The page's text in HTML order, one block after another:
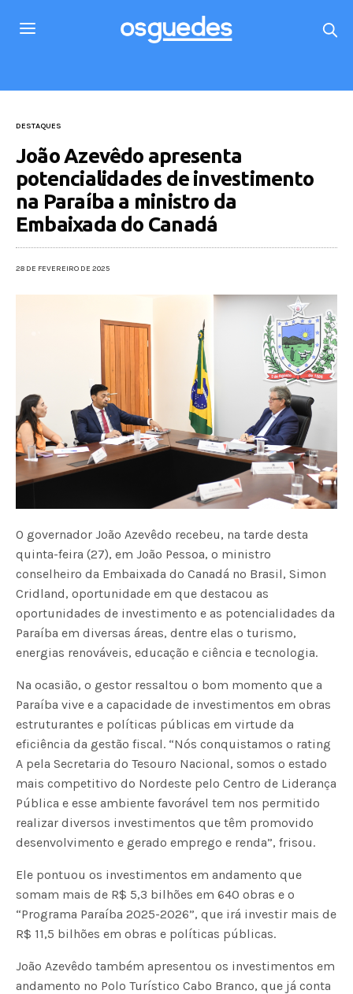
DESTAQUES
João Azevêdo apresenta
potencialidades de investimento
na Paraíba a ministro da
Embaixada do Canadá
28 DE FEVEREIRO DE 2025
O governador João Azevêdo recebeu, na tarde desta
quinta-feira (27), em João Pessoa, o ministro
conselheiro da Embaixada do Canadá no Brasil, Simon
Cridland, oportunidade em que destacou as
oportunidades de investimento e as potencialidades da
Paraíba em diversas áreas, dentre elas o turismo,
energias renováveis, educação e ciência e tecnologia.
Na ocasião, o gestor ressaltou o bom momento que a
Paraíba vive e a capacidade de investimentos em obras
estruturantes e políticas públicas em virtude da
eficiência da gestão fiscal. “Nós conquistamos o rating
A pela Secretaria do Tesouro Nacional, somos o estado
mais competitivo do Nordeste pelo Centro de Liderança
Pública e esse ambiente favorável tem nos permitido
realizar diversos investimentos que têm promovido
desenvolvimento e gerado emprego e renda”, frisou.
Ele pontuou os investimentos em andamento que
somam mais de R$ 5,3 bilhões em 640 obras e o
“Programa Paraíba 2025-2026”, que irá investir mais de
R$ 11,5 bilhões em obras e políticas públicas.
João Azevêdo também apresentou os investimentos em
andamento no Polo Turístico Cabo Branco, que já conta